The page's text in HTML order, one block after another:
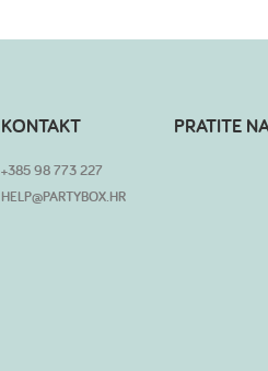
KONTAKT
+385 98 773 227
HELP@PARTYBOX.HR
PRATITE